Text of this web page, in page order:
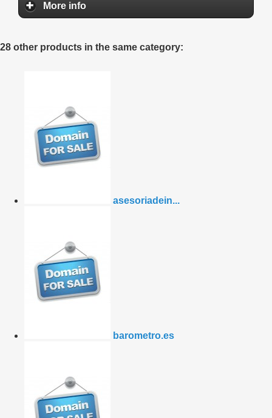
More info
28 other products in the same category:
asesoriadein...
barometro.es